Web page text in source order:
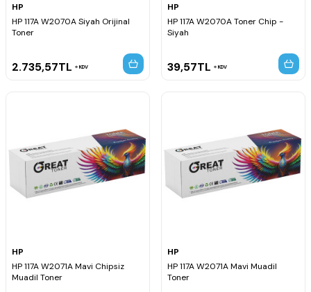
HP
HP 117A W2070A Siyah Orijinal
Toner
2.735,57TL KDV
HP
HP 117A W2070A Toner Chip -
Siyah
39,57TL KDV
HP
HP 117A W2071A Mavi Chipsiz
Muadil Toner
HP
HP 117A W2071A Mavi Muadil
Toner